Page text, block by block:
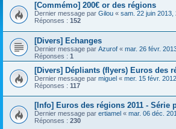
[Commémo] 200€ or des régions
Dernier message par Gilou « sam. 22 juin 2013,
Réponses : 152
[Divers] Echanges
Dernier message par Azurof « mar. 26 févr.
Réponses : 1
[Divers] Dépliants (flyers) Euros des
Dernier message par miguel « mer. 15 févr.
Réponses : 117
[Info] Euros des régions 2011 - Série
Dernier message par ertiamel « mar. 06 déc.
Réponses : 230